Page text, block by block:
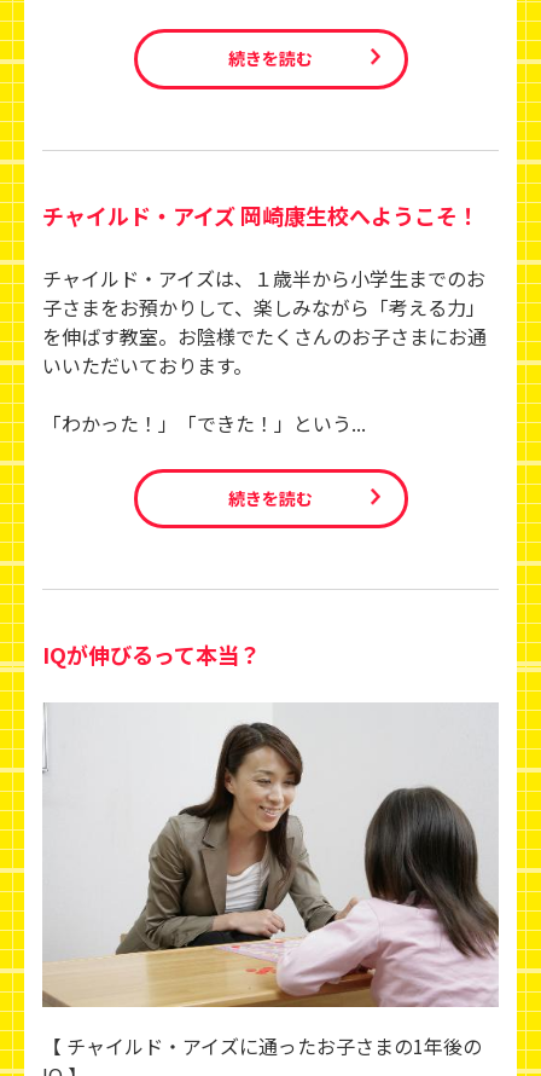
続きを読む
チャイルド・アイズ 岡崎康生校へようこそ！
チャイルド・アイズは、１歳半から小学生までのお
子さまをお預かりして、楽しみながら「考える力」
を伸ばす教室。お陰様でたくさんのお子さまにお通
いいただいております。
「わかった！」「できた！」という...
続きを読む
IQが伸びるって本当？
【 チャイルド・アイズに通ったお子さまの1年後の